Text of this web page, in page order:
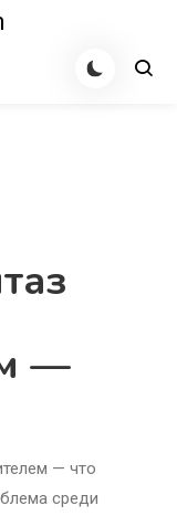
—
— что
среди